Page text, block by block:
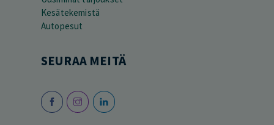
Kesätekemistä
Autopesut
SEURAA MEITÄ